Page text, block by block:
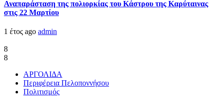
Αναπαράσταση της πολιορκίας του Κάστρου της Καρύταινας
στις 22 Μαρτίου
1 έτος ago admin
8
8
ΑΡΓΟΛΙΔΑ
Περιφέρεια Πελοποννήσου
Πολιτισμός